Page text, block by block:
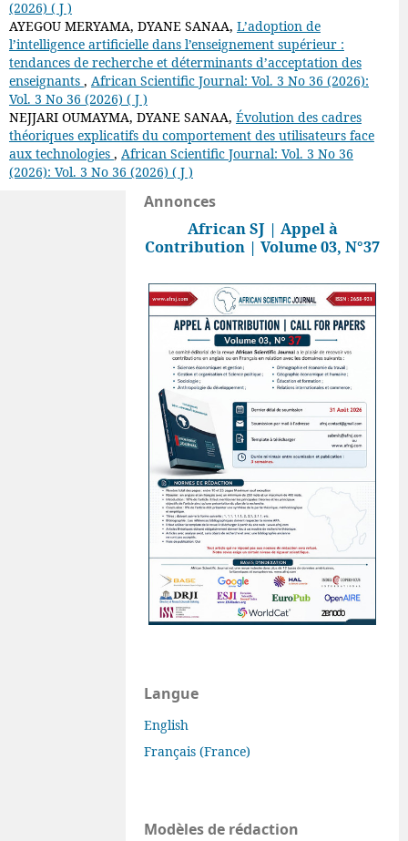
(2026) ( J )
AYEGOU MERYAMA, DYANE SANAA, L’adoption de
l’intelligence artificielle dans l’enseignement supérieur :
tendances de recherche et déterminants d’acceptation des
enseignants , African Scientific Journal: Vol. 3 No 36 (2026):
Vol. 3 No 36 (2026) ( J )
NEJJARI OUMAYMA, DYANE SANAA, Évolution des cadres
théoriques explicatifs du comportement des utilisateurs face
aux technologies , African Scientific Journal: Vol. 3 No 36
(2026): Vol. 3 No 36 (2026) ( J )
Annonces
African SJ | Appel à
Contribution | Volume 03, N°37
Langue
English
Français (France)
Modèles de rédaction